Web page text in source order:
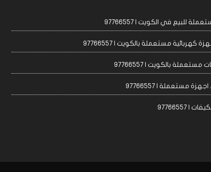
للبيع في الكويت | 97766557
كهربائية مستعملة بالكويت | 97766557
بالكويت | 97766557
مستعملة | 97766557
97766557